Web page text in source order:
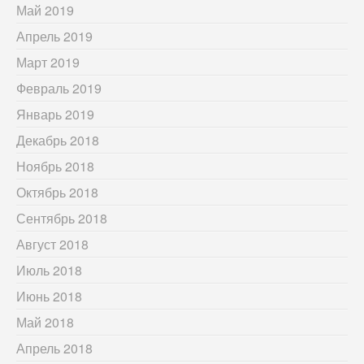
Май 2019
Апрель 2019
Март 2019
Февраль 2019
Январь 2019
Декабрь 2018
Ноябрь 2018
Октябрь 2018
Сентябрь 2018
Август 2018
Июль 2018
Июнь 2018
Май 2018
Апрель 2018